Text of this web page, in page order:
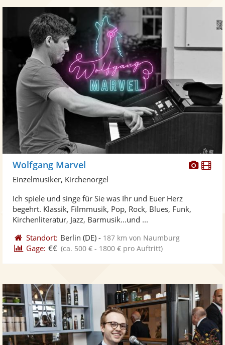
Wolfgang Marvel
Einzelmusiker, Kirchenorgel
Ich spiele und singe für Sie was Ihr und Euer Herz
begehrt. Klassik, Filmmusik, Pop, Rock, Blues, Funk,
Kirchenliteratur, Jazz, Barmusik...und ...
Standort: Berlin (DE) - 187 km von Naumburg
Gage: €€ (ca. 500 € - 1800 € pro Auftritt)